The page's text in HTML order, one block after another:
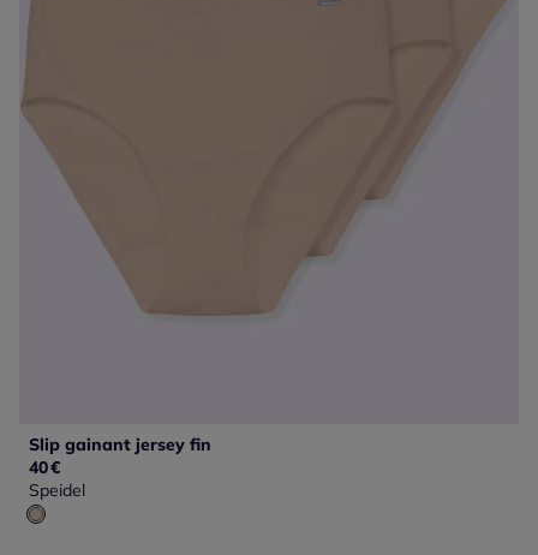
Slip gainant jersey fin
40€
Speidel